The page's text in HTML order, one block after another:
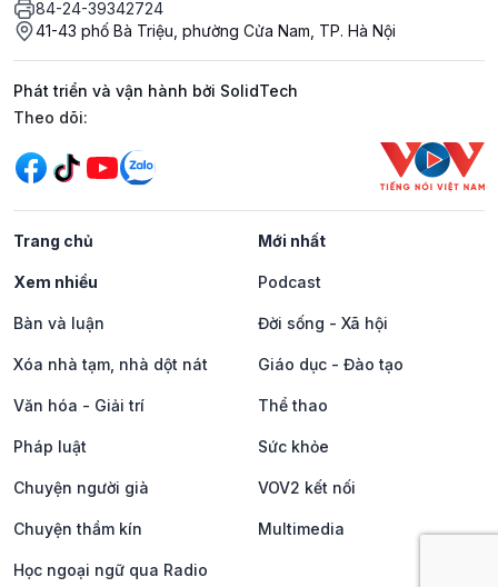
84-24-39342724
41-43 phố Bà Triệu, phường Cửa Nam, TP. Hà Nội
Phát triển và vận hành bởi SolidTech
Mạng xã hội
Theo dõi:
Trang chủ Mới nhất
Xem nhiều Podcast
Bàn và luận Đời sống - Xã hội
Xóa nhà tạm, nhà dột nát Giáo dục - Đào tạo
Văn hóa - Giải trí Thể thao
Pháp luật Sức khỏe
Chuyện người già VOV2 kết nối
Chuyện thầm kín Multimedia
Học ngoại ngữ qua Radio